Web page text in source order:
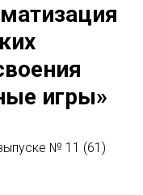
игры»
№ 11 (61)